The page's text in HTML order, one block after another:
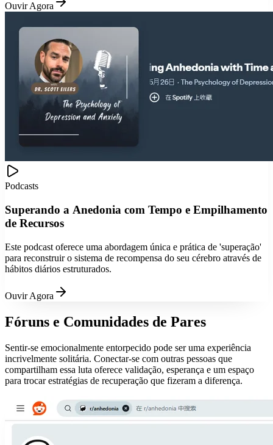
Ouvir Agora
Podcasts
Superando a Anedonia com Tempo e Empilhamento
de Recursos
Este podcast oferece uma abordagem única e prática de 'superação'
para reconstruir o sistema de recompensa do seu cérebro através de
hábitos diários estruturados.
Ouvir Agora
Fóruns e Comunidades de Pares
Sentir-se emocionalmente entorpecido pode ser uma experiência
incrivelmente solitária. Conectar-se com outras pessoas que
compartilham essa luta oferece validação, esperança e um espaço
para trocar estratégias de recuperação que fizeram a diferença.